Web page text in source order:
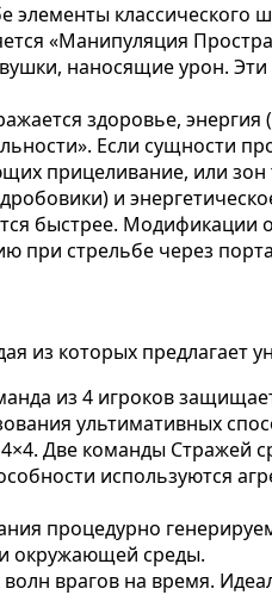
элементы
«Манипуляция
наносящие урон.
здоровье, энергия
Если сущности
прицеливание, или
и
быстрее. Модификации
при стрельбе через
из которых предлагает
из 4 игроков
ультимативных
Две команды Стражей
используются
процедурно
окружающей среды.
врагов на время.